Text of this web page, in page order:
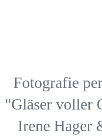
Fotografie
"Gläser voller
Irene Hager